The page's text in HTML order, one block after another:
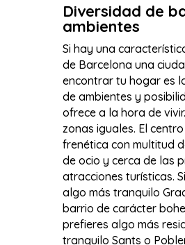
Diversidad de
ambientes
Si hay una
de Barcelona una
encontrar tu hogar es
de ambientes y
ofrece a la hora de
zonas iguales. El
frenética con multitud
de ocio y cerca de las
atracciones turísticas.
algo más tranquilo
barrio de carácter
prefieres algo más
tranquilo Sants o